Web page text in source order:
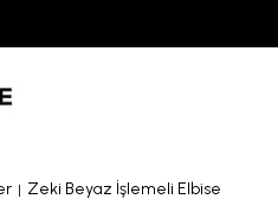
Zeki Beyaz İşlemeli Elbise